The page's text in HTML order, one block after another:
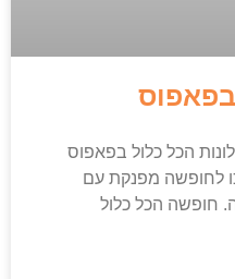
בפאפוס
הכל כלול בפאפוס
לחופשה מפנקת עם
חופשה הכל כלול